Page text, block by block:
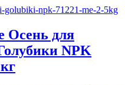
Осень для
NPK